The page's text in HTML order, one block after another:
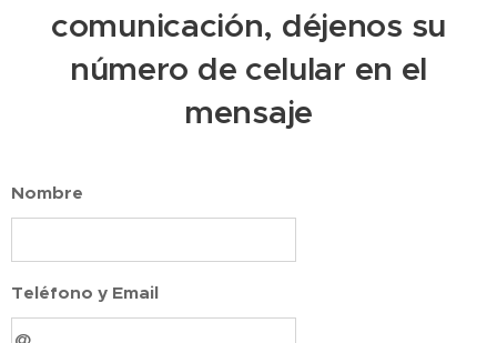
comunicación, déjenos su
número de celular en el
mensaje
Nombre
Teléfono y Email